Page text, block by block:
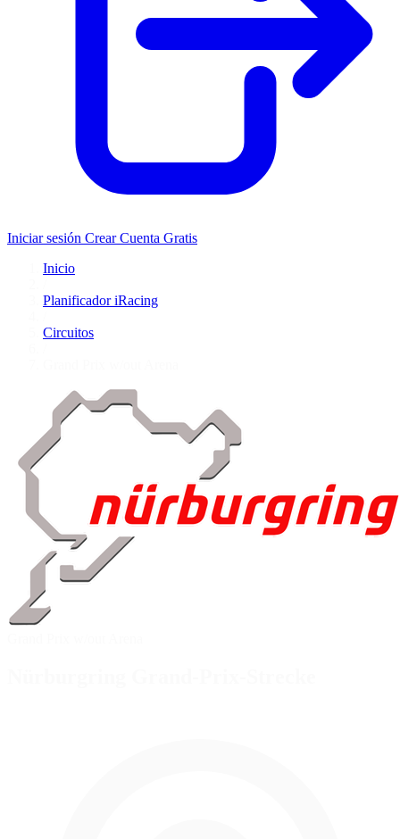
Iniciar sesión Crear Cuenta Gratis
Inicio
Planificador iRacing
Circuitos